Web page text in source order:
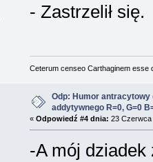
- Zastrzelił się.
Ceterum censeo Carthaginem esse
Odp: Humor antracytowy
addytywnego R=0, G=0
« Odpowiedź #4 dnia: 23 Czerwca
-A mój dziadek